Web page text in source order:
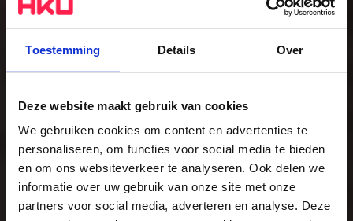
Toestemming Details Over
Deze website maakt gebruik van cookies
We gebruiken cookies om content en advertenties te
personaliseren, om functies voor social media te bieden
en om ons websiteverkeer te analyseren. Ook delen we
informatie over uw gebruik van onze site met onze
partners voor social media, adverteren en analyse. Deze
Musician 3.0
The study